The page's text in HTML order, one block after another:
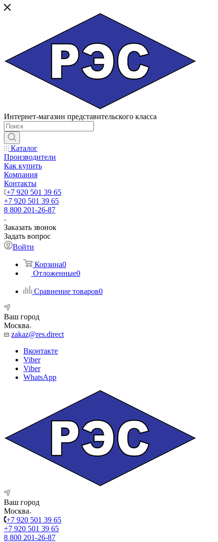
Интернет-магазин представительского класса
Каталог
Производители
Как купить
Компания
Контакты
+7 920 501 39 65
+7 920 501 39 65
8 800 201-26-87
Заказать звонок
Задать вопрос
Войти
Корзина0
Отложенные0
Сравнение товаров0
Ваш город
Москва
zakaz@res.direct
Вконтакте
Viber
Viber
WhatsApp
Ваш город
Москва
+7 920 501 39 65
+7 920 501 39 65
8 800 201-26-87